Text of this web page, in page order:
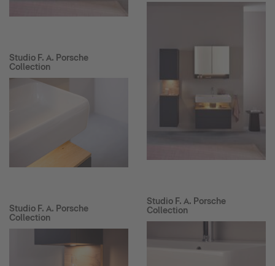
Studio F. A. Porsche
Collection
Studio F. A. Porsche
Collection
Studio F. A. Porsche
Collection